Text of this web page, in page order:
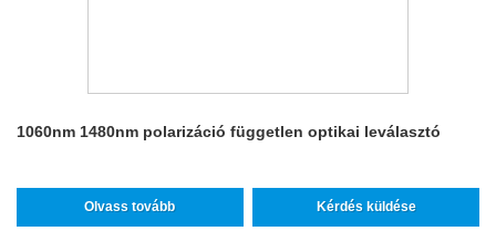
1060nm 1480nm polarizáció független optikai leválasztó
Olvass tovább Kérdés küldése